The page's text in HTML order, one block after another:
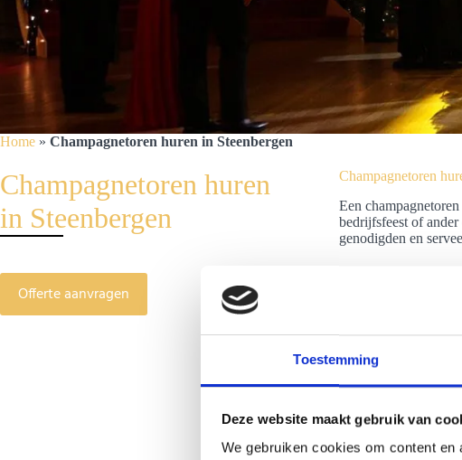
Toestemming
Deze website maakt gebruik van
We gebruiken cookies om content
Home » Champagnetoren huren in Steenbergen
Champagnetoren
Een
bedrijfsfeest of
genodigden en
Champagnetoren huren
in Steenbergen
Offerte aanvragen